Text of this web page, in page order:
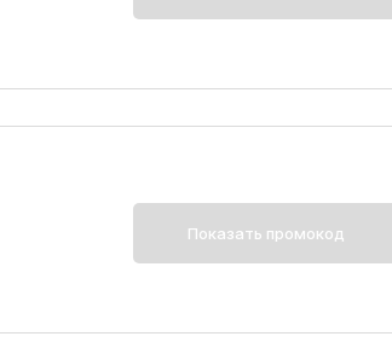
Показать промокод
подготовки к ОГЭ и ЕГЭ, а также на